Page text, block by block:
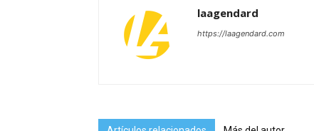
laagendard
https://laagendard.com